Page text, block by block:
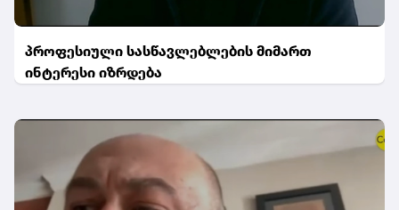
პროფესიული სასწავლებლების მიმართ
ინტერესი იზრდება